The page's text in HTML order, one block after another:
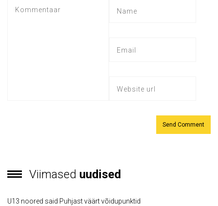
Viimased uudised
U13 noored said Puhjast väärt võidupunktid